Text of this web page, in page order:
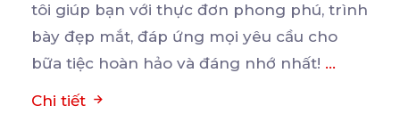
tôi giúp bạn với thực đơn phong phú, trình
bày đẹp mắt, đáp ứng mọi yêu cầu cho
bữa tiệc hoàn hảo và đáng nhớ nhất! ...
Chi tiết